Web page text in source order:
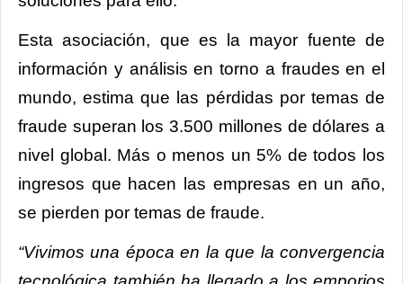
Esta asociación, que es la mayor fuente de
información y análisis en torno a fraudes en el
mundo, estima que las pérdidas por temas de
fraude superan los 3.500 millones de dólares a
nivel global. Más o menos un 5% de todos los
ingresos que hacen las empresas en un año,
se pierden por temas de fraude.
“Vivimos una época en la que la convergencia